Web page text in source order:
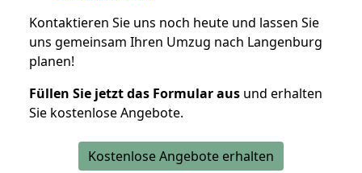
Kontaktieren Sie uns noch heute und lassen Sie
uns gemeinsam Ihren Umzug nach Langenburg
planen!
Füllen Sie jetzt das Formular aus und erhalten
Sie kostenlose Angebote.
Kostenlose Angebote erhalten